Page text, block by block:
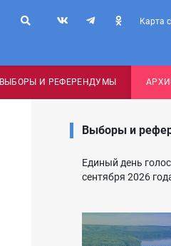
Карта
ВЫБОРЫ И РЕФЕРЕНДУМЫ
Выборы и
Единый день
сентября 2026